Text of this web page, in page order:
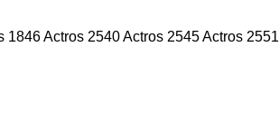
1846Actros 2540Actros 2545Actros 2551